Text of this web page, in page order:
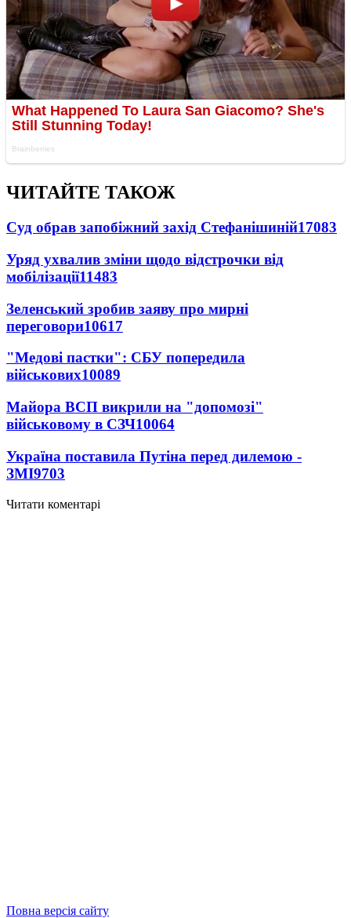
ЧИТАЙТЕ ТАКОЖ
Суд обрав запобіжний захід Стефанішиній17083
Уряд ухвалив зміни щодо відстрочки від
мобілізації11483
Зеленський зробив заяву про мирні
переговори10617
"Медові пастки": СБУ попередила
військових10089
Майора ВСП викрили на "допомозі"
військовому в СЗЧ10064
Україна поставила Путіна перед дилемою -
ЗМІ9703
Читати коментарі
Повна версія сайту